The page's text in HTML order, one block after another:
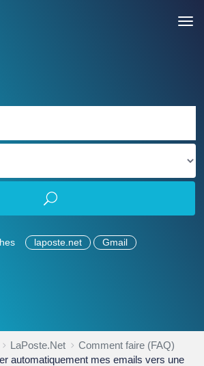
laposte.net Gmail
LaPoste.Net
Comment faire (FAQ)
automatiquement mes emails vers une